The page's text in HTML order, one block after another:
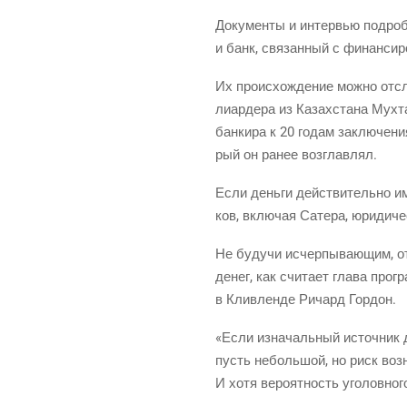
Доку­мен­ты и интер­вью
и банк, свя­зан­ный с
Их про­ис­хож­де­ние мож­но
ли­ар­де­ра из Казах­ста­на
бан­ки­ра к 20 годам
рый он ранее возглавлял.
Если день­ги дей­стви­тель­но
ков, вклю­чая Сате­ра,
Не будучи исчер­пы­ва­ю­щим,
денег, как счи­та­ет гла­ва
в Клив­лен­де Ричард Гордон.
«Если изна­чаль­ный
пусть неболь­шой, но риск
И хотя веро­ят­ность